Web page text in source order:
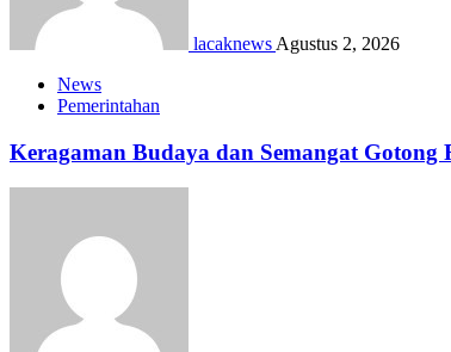
lacaknews Agustus 2, 2026
News
Pemerintahan
Keragaman Budaya dan Semangat